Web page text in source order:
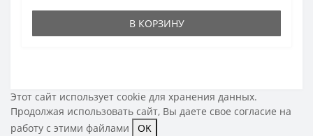
В КОРЗИНУ
Этот сайт использует cookie для хранения данных.
Продолжая использовать сайт, Вы даете свое согласие на
работу с этими файлами
OK